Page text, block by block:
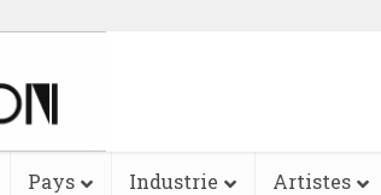
Pays Industrie Artistes